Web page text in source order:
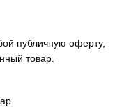
публичную оферту,
товар.